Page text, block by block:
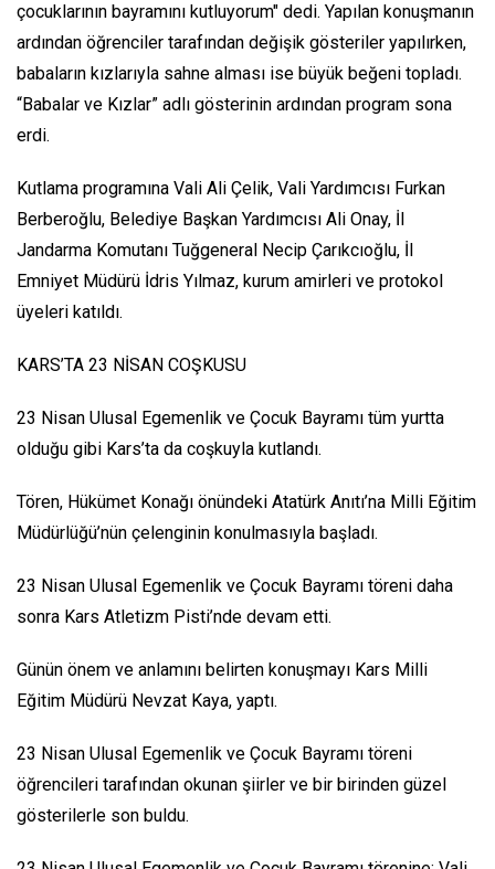
çocuklarının bayramını kutluyorum" dedi. Yapılan konuşmanın
ardından öğrenciler tarafından değişik gösteriler yapılırken,
babaların kızlarıyla sahne alması ise büyük beğeni topladı.
“Babalar ve Kızlar” adlı gösterinin ardından program sona
erdi.
Kutlama programına Vali Ali Çelik, Vali Yardımcısı Furkan
Berberoğlu, Belediye Başkan Yardımcısı Ali Onay, İl
Jandarma Komutanı Tuğgeneral Necip Çarıkcıoğlu, İl
Emniyet Müdürü İdris Yılmaz, kurum amirleri ve protokol
üyeleri katıldı.
KARS’TA 23 NİSAN COŞKUSU
23 Nisan Ulusal Egemenlik ve Çocuk Bayramı tüm yurtta
olduğu gibi Kars’ta da coşkuyla kutlandı.
Tören, Hükümet Konağı önündeki Atatürk Anıtı’na Milli Eğitim
Müdürlüğü’nün çelenginin konulmasıyla başladı.
23 Nisan Ulusal Egemenlik ve Çocuk Bayramı töreni daha
sonra Kars Atletizm Pisti’nde devam etti.
Günün önem ve anlamını belirten konuşmayı Kars Milli
Eğitim Müdürü Nevzat Kaya, yaptı.
23 Nisan Ulusal Egemenlik ve Çocuk Bayramı töreni
öğrencileri tarafından okunan şiirler ve bir birinden güzel
gösterilerle son buldu.